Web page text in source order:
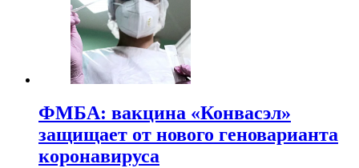
ФМБА: вакцина «Конвасэл»
защищает от нового геноварианта
коронавируса